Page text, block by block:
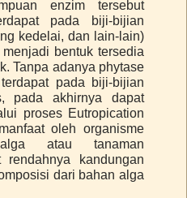
enzim tersebut
pada biji-bijian
kedelai, dan lain-lain)
bentuk tersedia
Tanpa adanya phytase
pada biji-bijian
pada akhirnya dapat
proses Eutropication
oleh organisme
atau tanaman
kandungan
dari bahan alga